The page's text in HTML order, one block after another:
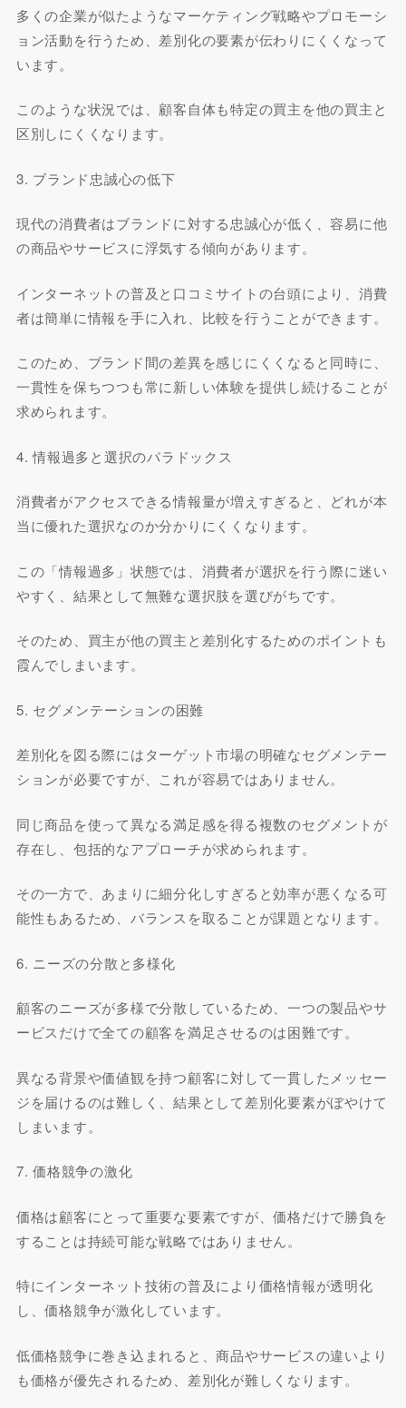
多くの企業が似たようなマーケティング戦略やプロモーシ
ョン活動を行うため、差別化の要素が伝わりにくくなって
います。
このような状況では、顧客自体も特定の買主を他の買主と
区別しにくくなります。
3. ブランド忠誠心の低下
現代の消費者はブランドに対する忠誠心が低く、容易に他
の商品やサービスに浮気する傾向があります。
インターネットの普及と口コミサイトの台頭により、消費
者は簡単に情報を手に入れ、比較を行うことができます。
このため、ブランド間の差異を感じにくくなると同時に、
一貫性を保ちつつも常に新しい体験を提供し続けることが
求められます。
4. 情報過多と選択のパラドックス
消費者がアクセスできる情報量が増えすぎると、どれが本
当に優れた選択なのか分かりにくくなります。
この「情報過多」状態では、消費者が選択を行う際に迷い
やすく、結果として無難な選択肢を選びがちです。
そのため、買主が他の買主と差別化するためのポイントも
霞んでしまいます。
5. セグメンテーションの困難
差別化を図る際にはターゲット市場の明確なセグメンテー
ションが必要ですが、これが容易ではありません。
同じ商品を使って異なる満足感を得る複数のセグメントが
存在し、包括的なアプローチが求められます。
その一方で、あまりに細分化しすぎると効率が悪くなる可
能性もあるため、バランスを取ることが課題となります。
6. ニーズの分散と多様化
顧客のニーズが多様で分散しているため、一つの製品やサ
ービスだけで全ての顧客を満足させるのは困難です。
異なる背景や価値観を持つ顧客に対して一貫したメッセー
ジを届けるのは難しく、結果として差別化要素がぼやけて
しまいます。
7. 価格競争の激化
価格は顧客にとって重要な要素ですが、価格だけで勝負を
することは持続可能な戦略ではありません。
特にインターネット技術の普及により価格情報が透明化
し、価格競争が激化しています。
低価格競争に巻き込まれると、商品やサービスの違いより
も価格が優先されるため、差別化が難しくなります。